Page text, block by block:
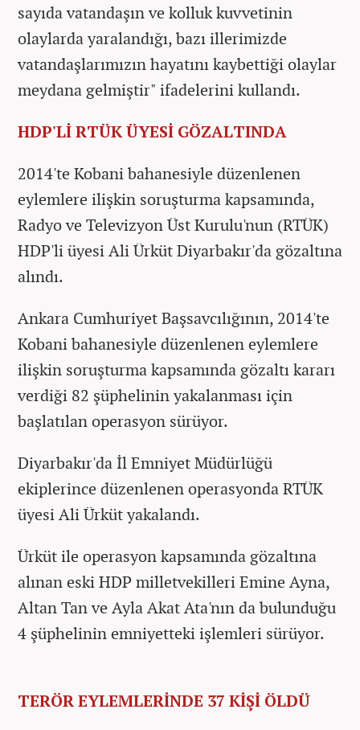
sayıda vatandaşın ve kolluk kuvvetinin
olaylarda yaralandığı, bazı illerimizde
vatandaşlarımızın hayatını kaybettiği olaylar
meydana gelmiştir" ifadelerini kullandı.
HDP'Lİ RTÜK ÜYESİ GÖZALTINDA
2014'te Kobani bahanesiyle düzenlenen
eylemlere ilişkin soruşturma kapsamında,
Radyo ve Televizyon Üst Kurulu'nun (RTÜK)
HDP'li üyesi Ali Ürküt Diyarbakır'da gözaltına
alındı.
Ankara Cumhuriyet Başsavcılığının, 2014'te
Kobani bahanesiyle düzenlenen eylemlere
ilişkin soruşturma kapsamında gözaltı kararı
verdiği 82 şüphelinin yakalanması için
başlatılan operasyon sürüyor.
Diyarbakır'da İl Emniyet Müdürlüğü
ekiplerince düzenlenen operasyonda RTÜK
üyesi Ali Ürküt yakalandı.
Ürküt ile operasyon kapsamında gözaltına
alınan eski HDP milletvekilleri Emine Ayna,
Altan Tan ve Ayla Akat Ata'nın da bulunduğu
4 şüphelinin emniyetteki işlemleri sürüyor.
TERÖR EYLEMLERİNDE 37 KİŞİ ÖLDÜ